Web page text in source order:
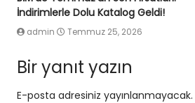
İndirimlerle Dolu Katalog Geldi!
admin Temmuz 25, 2026
Bir yanıt yazın
E-posta adresiniz yayınlanmayacak.